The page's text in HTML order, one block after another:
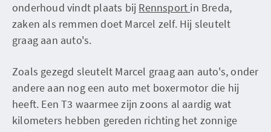
onderhoud vindt plaats bij Rennsport in Breda,
zaken als remmen doet Marcel zelf. Hij sleutelt
graag aan auto's.
Zoals gezegd sleutelt Marcel graag aan auto's, onder
andere aan nog een auto met boxermotor die hij
heeft. Een T3 waarmee zijn zoons al aardig wat
kilometers hebben gereden richting het zonnige